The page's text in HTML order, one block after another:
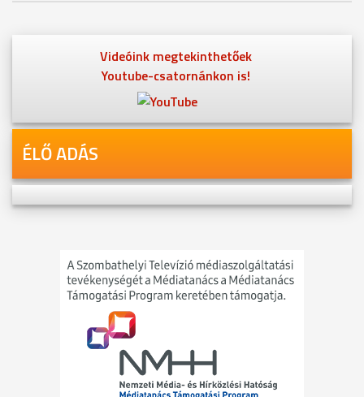
Videóink megtekinthetőek
Youtube-csatornánkon is!
ÉLŐ ADÁS